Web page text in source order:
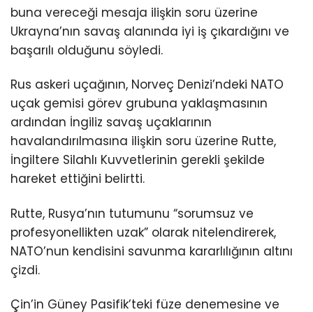
buna vereceği mesaja ilişkin soru üzerine
Ukrayna’nın savaş alanında iyi iş çıkardığını ve
başarılı olduğunu söyledi.
Rus askeri uçağının, Norveç Denizi’ndeki NATO
uçak gemisi görev grubuna yaklaşmasının
ardından İngiliz savaş uçaklarının
havalandırılmasına ilişkin soru üzerine Rutte,
İngiltere Silahlı Kuvvetlerinin gerekli şekilde
hareket ettiğini belirtti.
Rutte, Rusya’nın tutumunu “sorumsuz ve
profesyonellikten uzak” olarak nitelendirerek,
NATO’nun kendisini savunma kararlılığının altını
çizdi.
Çin’in Güney Pasifik’teki füze denemesine ve